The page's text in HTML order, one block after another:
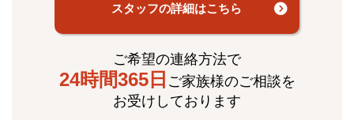
スタッフの詳細はこちら
ご希望の連絡方法で
24時間365日 ご家族様のご相談を
お受けしております